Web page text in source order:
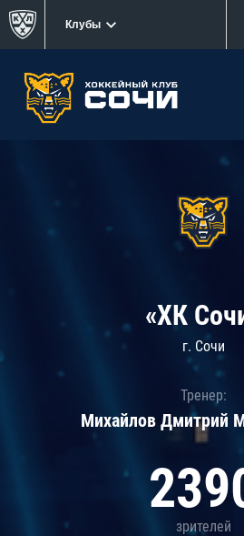
Клубы
«ХК
г. Сочи
Тренер:
Михайлов Дмитрий
зрителей